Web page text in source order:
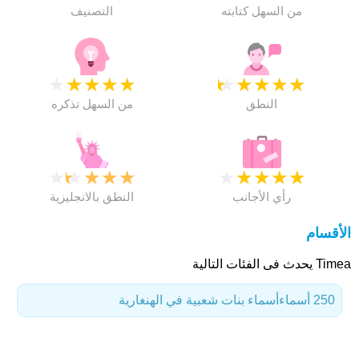
التصنيف من السهل كتابته
★
★
★
★
من السهل تذكره
★
★
★
★
★
النطق
★
★
★
★
النطق بالانجليزية
★
★
★
★
رأي الأجانب
الأقسام
Timea يحدث فى الفئات التالية
أسماء بنات شعبية في الهنغارية 250 أسماء